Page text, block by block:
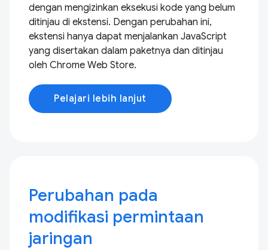
dengan mengizinkan eksekusi kode yang belum
ditinjau di ekstensi. Dengan perubahan ini,
ekstensi hanya dapat menjalankan JavaScript
yang disertakan dalam paketnya dan ditinjau
oleh Chrome Web Store.
Pelajari lebih lanjut
Perubahan pada
modifikasi permintaan
jaringan